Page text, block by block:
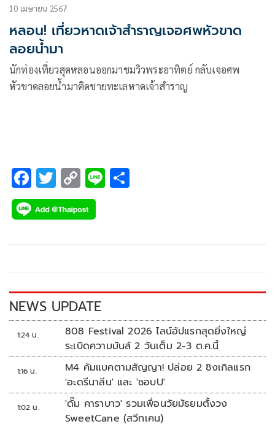
10 เมษายน 2567
หลอน! เที่ยวหาดเจ้าสำราญเจอศพหัวขาด
ลอยน้ำมา
นักท่องเที่ยวสุดหลอนออกมาชมวิวพระอาทิตย์ กลับเจอศพ
หัวขาดลอยน้ำมาติดชายทะเลหาดเจ้าสำราญ
F
ac
e
k
T
wi
tt
C
o
p
k
Li
NEWS UPDATE
1:24 น.
808 Festival 2026 ไลน์อัปแรกสุดยิ่งใหญ่
ระเบิดความมันส์ 2 วันเต็ม 2-3 ต.ค.นี้
1:16 น.
M4 คัมแบคตามสัญญา! ปล่อย 2 ซิงเกิลแรก
'อะดรีนาลีน' และ 'ชอบU'
1:02 น.
'ดั๊ม คาราบาว' รวมเพื่อนวัยมัธยมตั้งวง
SweetCane (สวีทเคน)